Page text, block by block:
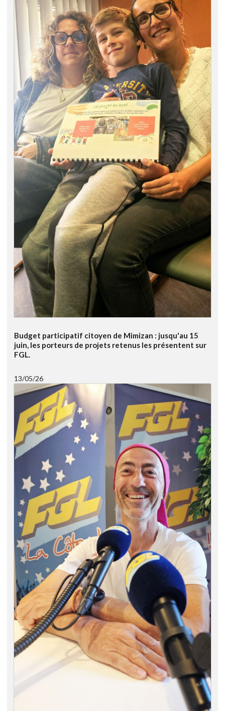
Budget participatif citoyen de Mimizan : jusqu'au 15
juin, les porteurs de projets retenus les présentent sur
FGL.
13/05/26